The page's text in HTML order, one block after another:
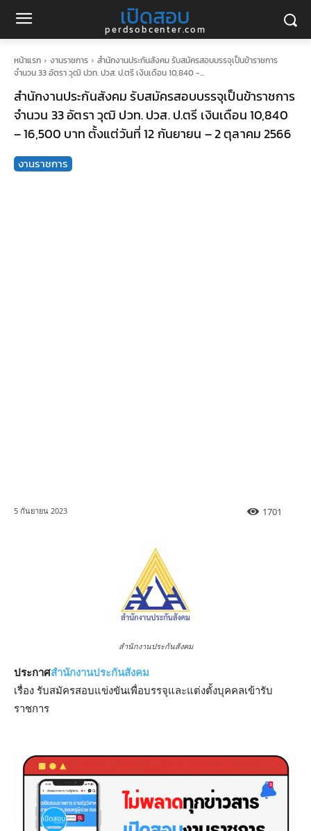
เปิดสอบ
perdsobcenter.com
หน้าแรก งานราชการ
สำนักงานประกันสังคม รับสมัครสอบบรรจุเป็นข้าราชการ
จำนวน 33 อัตรา วุฒิ ปวท. ปวส. ป.ตรี เงินเดือน 10,840 -...
สำนักงานประกันสังคม รับสมัครสอบบรรจุเป็นข้าราชการ
จำนวน 33 อัตรา วุฒิ ปวท. ปวส. ป.ตรี เงินเดือน 10,840
– 16,500 บาท ตั้งแต่วันที่ 12 กันยายน – 2 ตุลาคม 2566
งานราชการ
5 กันยายน 2023 1701
สำนักงานประกันสังคม
ประกาศสำนักงานประกันสังคม
เรื่อง รับสมัครสอบแข่งขันเพื่อบรรจุและแต่งตั้งบุคคลเข้ารับ
ราชการ